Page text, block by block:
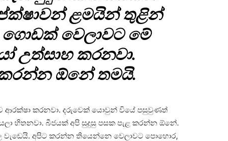
ළමයින් තුළින්
වෙලාවට මේ
උත්සාහ කරනවා.
ඕනේ තමයි.
ආරක්ෂා කරනවා. දරුවෙක් යොවුන් වියේ පසුවුණත්
හිතනවා. බීජයක් අපි සුදුසු පසක පැළ කරන්න ඕනේ.
වැඩෙයි. අපිට කරන්න තියෙන්නෙ වෙලාවට පොහොර,